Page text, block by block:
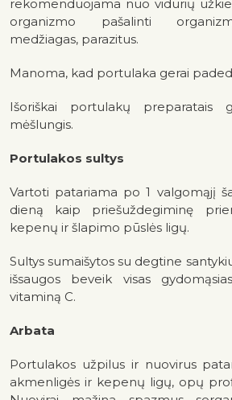
rekomenduojama nuo vidurių
organizmo pašalinti
medžiagas, parazitus.
Manoma, kad portulaka gerai
Išoriškai portulakų preparatais
mėšlungis.
Portulakos sultys
Vartoti patariama po 1 valgomąjį
dieną kaip priešuždegiminę
kepenų ir šlapimo pūslės ligų.
Sultys sumaišytos su degtine
išsaugos beveik visas
vitaminą C.
Arbata
Portulakos užpilus ir nuovirus
akmenligės ir kepenų ligų, opų